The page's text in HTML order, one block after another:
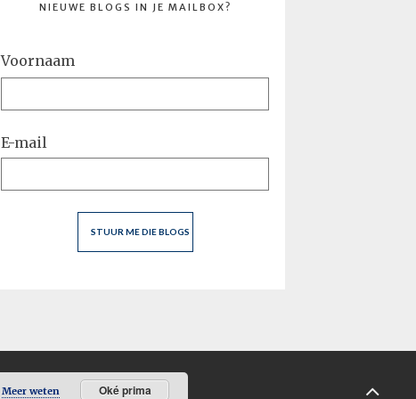
NIEUWE BLOGS IN JE MAILBOX?
Voornaam
E-mail
Meer weten Oké prima